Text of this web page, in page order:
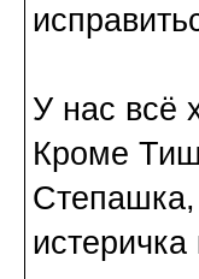
У нас всё
Кроме
Степашка,